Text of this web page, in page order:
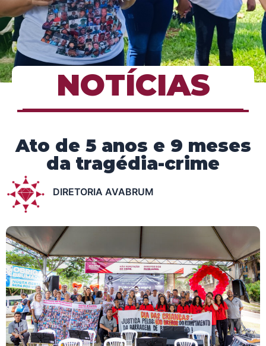
NOTÍCIAS
Ato de 5 anos e 9 meses
da tragédia-crime
DIRETORIA AVABRUM